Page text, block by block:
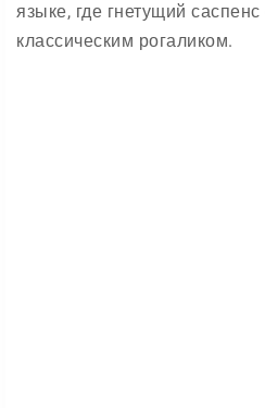
языке, где гнетущий саспенс
классическим рогаликом.